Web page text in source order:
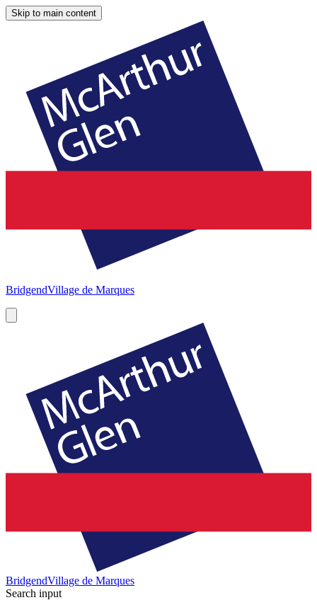
Skip to main content
BridgendVillage de Marques
BridgendVillage de Marques
Search input